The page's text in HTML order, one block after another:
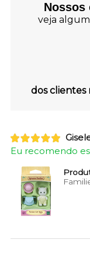
Nossos
veja
dos clientes
Eu recomendo